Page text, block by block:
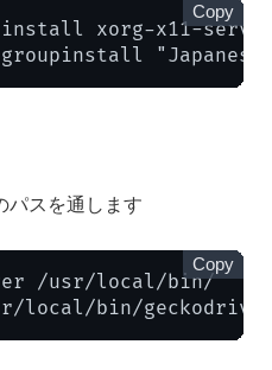
install xorg-x11-
"Japanese
Copy
パスを通します
/usr/local/bin/
local/bin/
Copy